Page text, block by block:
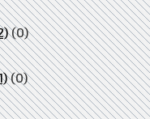
(0)
(0)